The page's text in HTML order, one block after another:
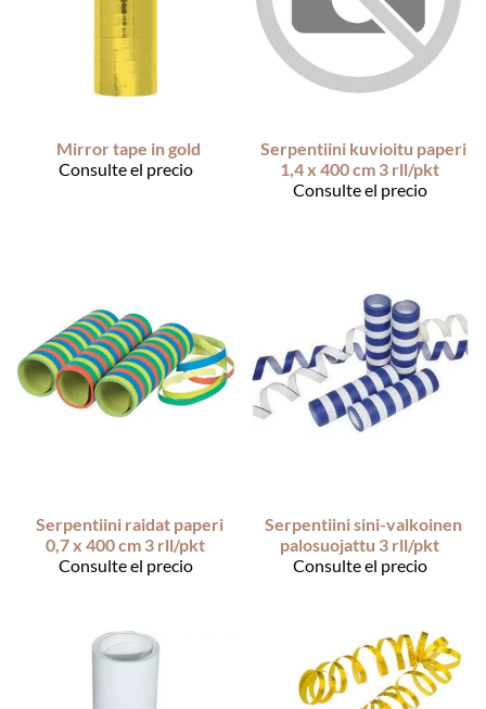
Mirror tape in gold
Consulte el precio
Serpentiini kuvioitu paperi
1,4 x 400 cm 3 rll/pkt
Consulte el precio
Serpentiini raidat paperi
0,7 x 400 cm 3 rll/pkt
Consulte el precio
Serpentiini sini-valkoinen
palosuojattu 3 rll/pkt
Consulte el precio